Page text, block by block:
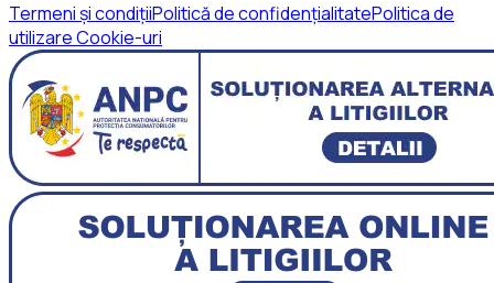
Termeni și condițiiPolitică de confidențialitatePolitica de
utilizare Cookie-uri